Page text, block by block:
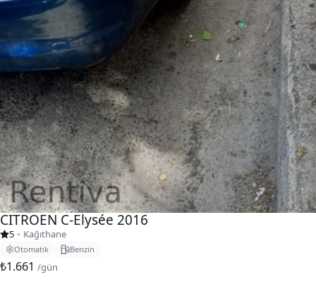
CITROEN C-Elysée 2016
5 • Kağıthane
Otomatik Benzin
₺1.661 /gün